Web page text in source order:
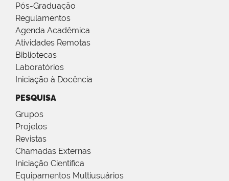
Pós-Graduação
Regulamentos
Agenda Acadêmica
Atividades Remotas
Bibliotecas
Laboratórios
Iniciação à Docência
PESQUISA
Grupos
Projetos
Revistas
Chamadas Externas
Iniciação Científica
Equipamentos Multiusuários